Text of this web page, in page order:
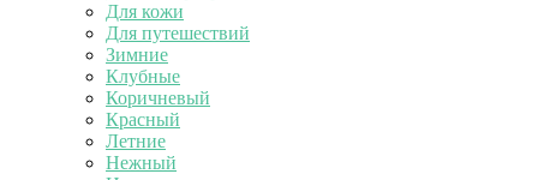
Для кожи
Для путешествий
Зимние
Клубные
Коричневый
Красный
Летние
Нежный